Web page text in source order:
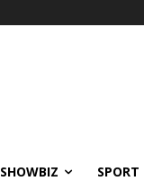
SHOWBIZ SPORT